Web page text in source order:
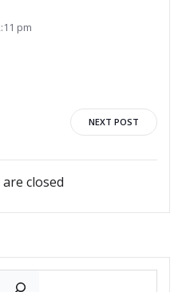
pm
BerichtNEXT POST
closed